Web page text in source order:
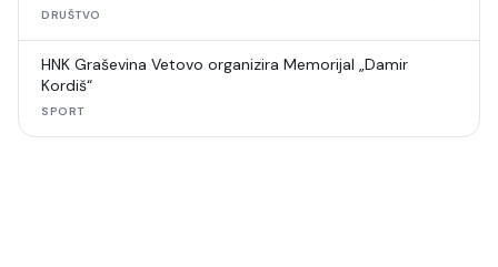
DRUŠTVO
HNK Graševina Vetovo organizira Memorijal „Damir
Kordiš“
SPORT